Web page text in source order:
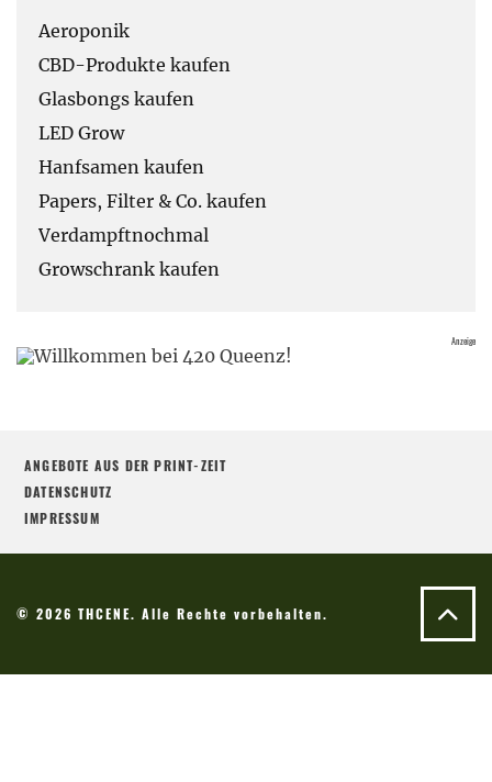
Aeroponik
CBD-Produkte kaufen
Glasbongs kaufen
LED Grow
Hanfsamen kaufen
Papers, Filter & Co. kaufen
Verdampftnochmal
Growschrank kaufen
ANGEBOTE AUS DER PRINT-ZEIT
DATENSCHUTZ
IMPRESSUM
© 2026 THCENE. Alle Rechte vorbehalten.